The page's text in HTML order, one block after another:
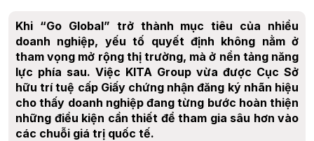
Khi “Go Global” trở thành mục tiêu của nhiều
doanh nghiệp, yếu tố quyết định không nằm ở
tham vọng mở rộng thị trường, mà ở nền tảng năng
lực phía sau. Việc KITA Group vừa được Cục Sở
hữu trí tuệ cấp Giấy chứng nhận đăng ký nhãn hiệu
cho thấy doanh nghiệp đang từng bước hoàn thiện
những điều kiện cần thiết để tham gia sâu hơn vào
các chuỗi giá trị quốc tế.